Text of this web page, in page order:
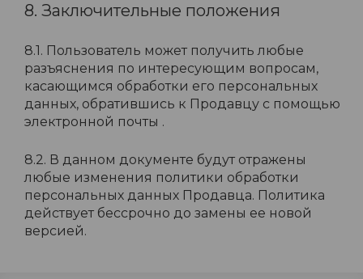
8. Заключительные положения
8.1. Пользователь может получить любые
разъяснения по интересующим вопросам,
касающимся обработки его персональных
данных, обратившись к Продавцу с помощью
электронной почты .
8.2. В данном документе будут отражены
любые изменения политики обработки
персональных данных Продавца. Политика
действует бессрочно до замены ее новой
версией.